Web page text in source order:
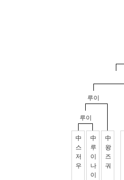
루이
루이
中
스
저
우
中
루
이
나
이
中
왕
즈
궈